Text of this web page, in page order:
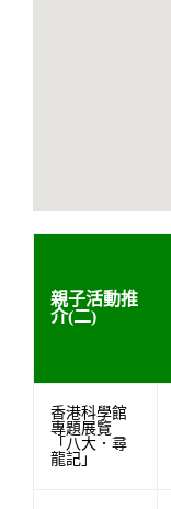
親子活動推
介(二)
香港科學館
專題展覽
「八大．尋
龍記」